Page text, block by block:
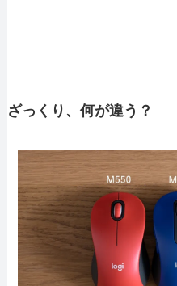
ざっくり、何が違う？